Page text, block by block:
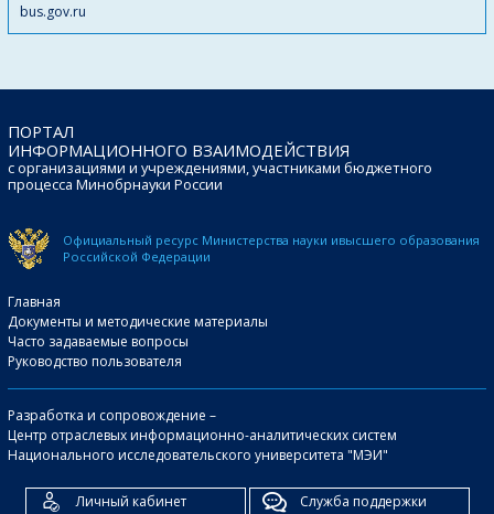
bus.gov.ru
ПОРТАЛ
ИНФОРМАЦИОННОГО ВЗАИМОДЕЙСТВИЯ
с организациями и учреждениями, участниками бюджетного
процесса Минобрнауки России
Официальный ресурс Министерства науки ивысшего образования
Российской Федерации
Главная
Документы и методические материалы
Часто задаваемые вопросы
Руководство пользователя
Разработка и сопровождение –
Центр отраслевых информационно-аналитических систем
Национального исследовательского университета "МЭИ"
Личный кабинет Служба поддержки